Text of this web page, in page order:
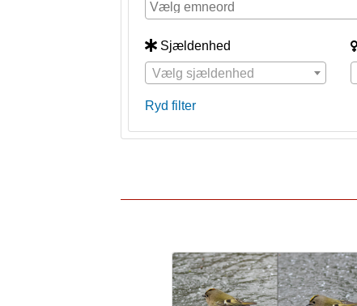
Sjældenhed
Vælg sjældenhed
Ryd filter